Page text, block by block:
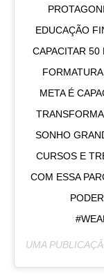
EDUCAÇÃO
CAPACITAR 50
META É
SONHO
CURSOS E
COM ESSA
UMA